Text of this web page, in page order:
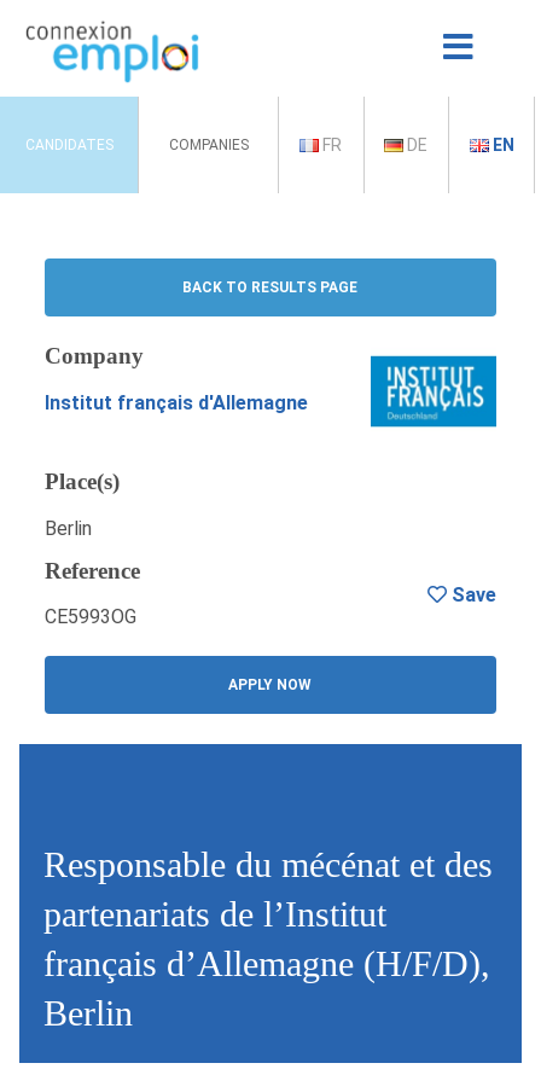
CANDIDATES COMPANIES FR DE EN
BACK TO RESULTS PAGE
Company
Institut français d'Allemagne
Place(s)
Berlin
Reference
CE5993OG
APPLY NOW
Save
Responsable du mécénat et des
partenariats de l’Institut
français d’Allemagne (H/F/D),
Berlin